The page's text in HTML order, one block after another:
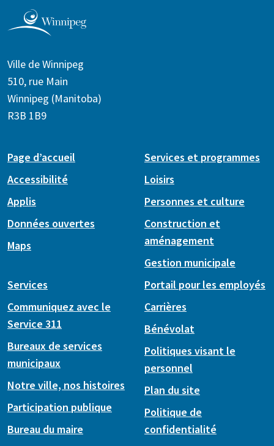
Ville de Winnipeg
510, rue Main
Winnipeg (Manitoba)
R3B 1B9
Page d’accueil
Accessibilité
Applis
Données ouvertes
Maps
Services et programmes
Loisirs
Personnes et culture
Construction et
aménagement
Gestion municipale
Services
Communiquez avec le
Service 311
Bureaux de services
municipaux
Notre ville, nos histoires
Participation publique
Bureau du maire
Portail pour les employés
Carrières
Bénévolat
Politiques visant le
personnel
Plan du site
Politique de
confidentialité